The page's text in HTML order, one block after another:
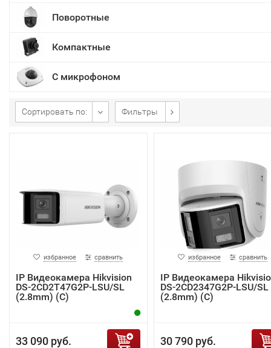
Поворотные
Компактные
С микрофоном
Сортировать по: Фильтры
избранное сравнить
IP Видеокамера Hikvision
DS-2CD2T47G2P-LSU/SL
(2.8mm) (C)
33 090 руб.
избранное сравнить
IP Видеокамера
DS-2CD2347G2P-LSU/SL
(2.8mm) (C)
30 790 руб.